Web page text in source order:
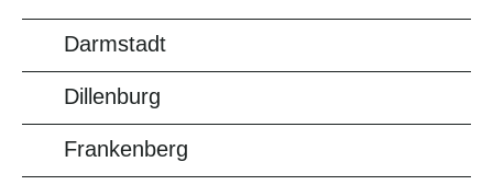
Darmstadt
Dillenburg
Frankenberg